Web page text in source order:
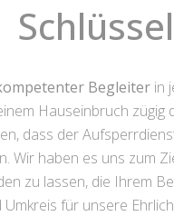
Begleiter in
Hauseinbruch
dass der
Wir haben es uns zum
zu lassen, die Ihrem
für unsere